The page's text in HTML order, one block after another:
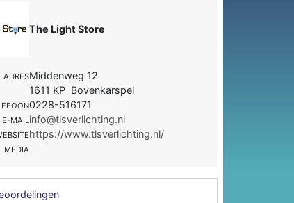
The Light Store
ADRESMiddenweg 12
1611 KP Bovenkarspel
0228-516171
E-MAILinfo@tlsverlichting.nl
https://www.tlsverlichting.nl/
MEDIA